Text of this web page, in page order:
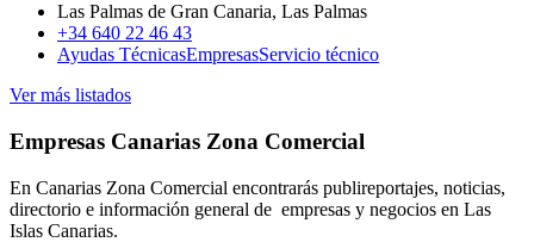
Las Palmas de Gran Canaria, Las Palmas
+34 640 22 46 43
Ayudas TécnicasEmpresasServicio técnico
Ver más listados
Empresas Canarias Zona Comercial
En Canarias Zona Comercial encontrarás publireportajes, noticias,
directorio e información general de empresas y negocios en Las
Islas Canarias.